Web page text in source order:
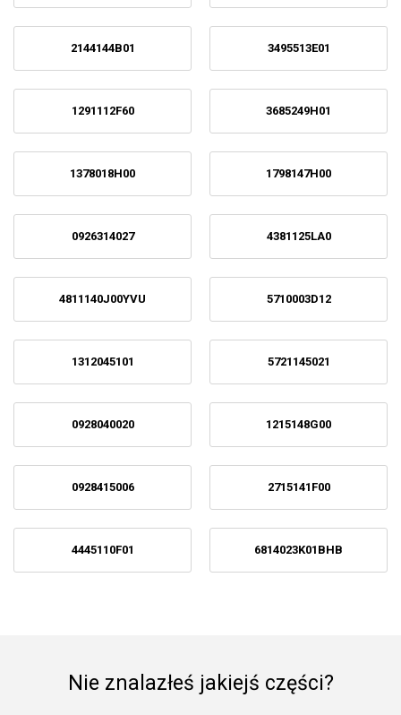
2144144B01 3495513E01
1291112F60 3685249H01
1378018H00 1798147H00
0926314027 4381125LA0
4811140J00YVU 5710003D12
1312045101 5721145021
0928040020 1215148G00
0928415006 2715141F00
4445110F01 6814023K01BHB
Nie znalazłeś jakiejś części?